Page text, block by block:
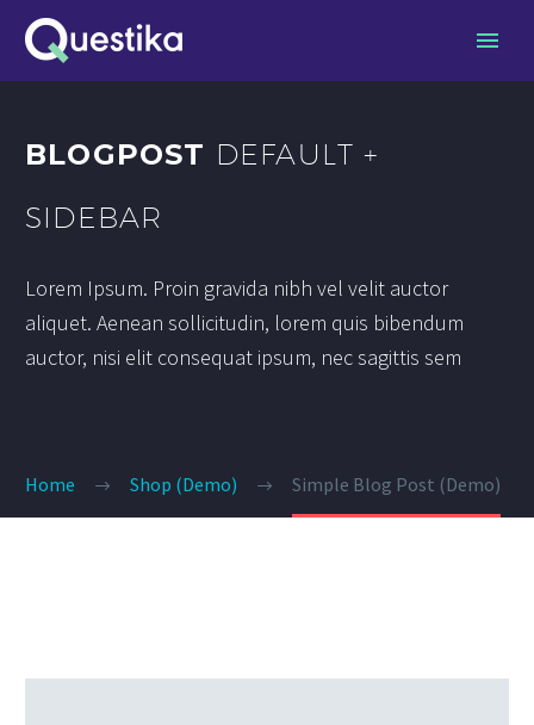
BLOGPOST DEFAULT +
SIDEBAR
Lorem Ipsum. Proin gravida nibh vel velit auctor
aliquet. Aenean sollicitudin, lorem quis bibendum
auctor, nisi elit consequat ipsum, nec sagittis sem
Home Shop (Demo) Simple Blog Post (Demo)